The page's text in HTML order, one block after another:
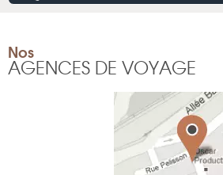
Nos
AGENCES DE VOYAGE